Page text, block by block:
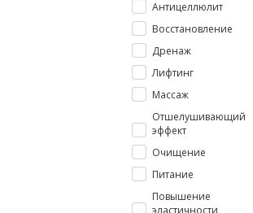
Антицеллюлит
Восстановление
Дренаж
Лифтинг
Массаж
Отшелушивающий
эффект
Очищение
Питание
Повышение
эластичности